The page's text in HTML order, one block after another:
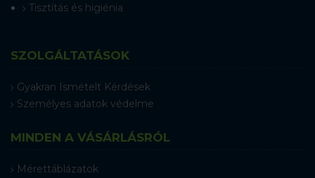
Tisztítás és higiénia
SZOLGÁLTATÁSOK
Gyakran Ismételt Kérdések
Személyes adatok védelme
MINDEN A VÁSÁRLÁSRÓL
Mérettáblázatok